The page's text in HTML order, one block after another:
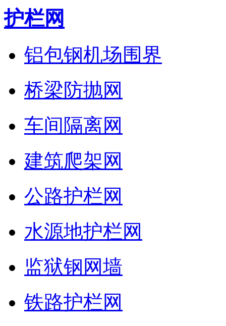
护栏网
铝包钢机场围界
桥梁防抛网
车间隔离网
建筑爬架网
公路护栏网
水源地护栏网
监狱钢网墙
铁路护栏网